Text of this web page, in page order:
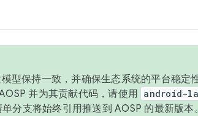
型保持一致，并确保生态系统的平台稳定
并为其贡献代码，请使用 android-
单分支将始终引用推送到 AOSP 的最新版